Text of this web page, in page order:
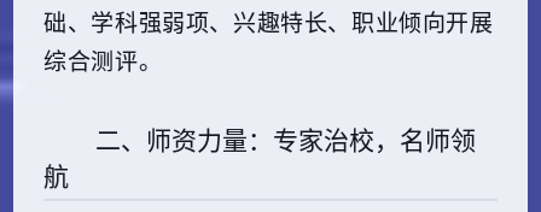
础、学科强弱项、兴趣特长、职业倾向开展
综合测评。
二、师资力量：专家治校，名师领
航